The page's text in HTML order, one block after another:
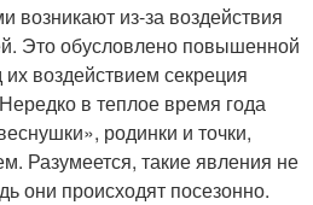
возникают из-за воздействия
Это обусловлено повышенной
воздействием секреция
в теплое время года
родинки и точки,
Разумеется, такие явления не
они происходят посезонно.